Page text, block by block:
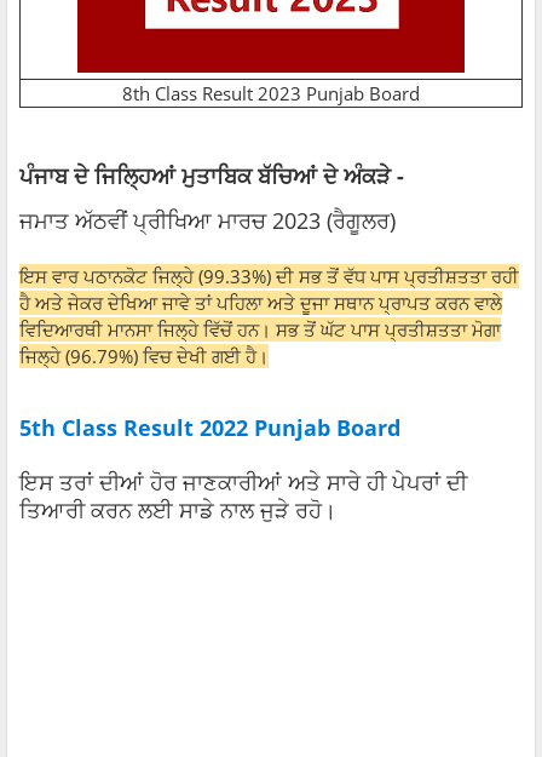
8th Class Result 2023 Punjab Board
ਪੰਜਾਬ ਦੇ ਜਿਲ੍ਹਿਆਂ ਮੁਤਾਬਿਕ ਬੱਚਿਆਂ ਦੇ ਅੰਕੜੇ -
ਜਮਾਤ ਅੱਠਵੀਂ ਪ੍ਰੀਖਿਆ ਮਾਰਚ 2023 (ਰੈਗੂਲਰ)
ਇਸ ਵਾਰ ਪਠਾਨਕੋਟ ਜਿਲ੍ਹੇ (99.33%) ਦੀ ਸਭ ਤੋਂ ਵੱਧ ਪਾਸ ਪ੍ਰਤੀਸ਼ਤਤਾ ਰਹੀ
ਹੈ ਅਤੇ ਜੇਕਰ ਦੇਖਿਆ ਜਾਵੇ ਤਾਂ ਪਹਿਲਾ ਅਤੇ ਦੂਜਾ ਸਥਾਨ ਪ੍ਰਾਪਤ ਕਰਨ ਵਾਲੇ
ਵਿਦਿਆਰਥੀ ਮਾਨਸਾ ਜਿਲ੍ਹੇ ਵਿੱਚੋਂ ਹਨ। ਸਭ ਤੋਂ ਘੱਟ ਪਾਸ ਪ੍ਰਤੀਸ਼ਤਤਾ ਮੋਗਾ
ਜਿਲ੍ਹੇ (96.79%) ਵਿਚ ਦੇਖੀ ਗਈ ਹੈ।
5th Class Result 2022 Punjab Board
ਇਸ ਤਰਾਂ ਦੀਆਂ ਹੋਰ ਜਾਣਕਾਰੀਆਂ ਅਤੇ ਸਾਰੇ ਹੀ ਪੇਪਰਾਂ ਦੀ
ਤਿਆਰੀ ਕਰਨ ਲਈ ਸਾਡੇ ਨਾਲ ਜੁੜੇ ਰਹੋ।